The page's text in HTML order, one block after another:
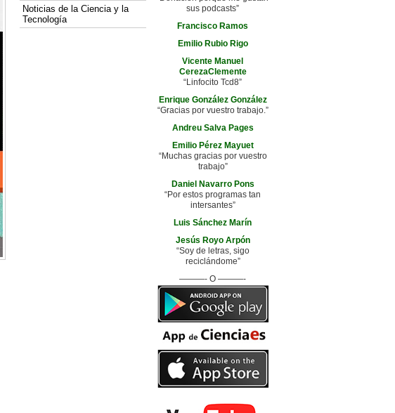
Noticias de la Ciencia y la
Tecnología
sus podcasts”
Francisco Ramos
Emilio Rubio Rigo
Vicente Manuel
CerezaClemente
“Linfocito Tcd8”
Enrique González González
“Gracias por vuestro trabajo.”
Andreu Salva Pages
Emilio Pérez Mayuet
“Muchas gracias por vuestro
trabajo”
Daniel Navarro Pons
“Por estos programas tan
intersantes”
Luis Sánchez Marín
Jesús Royo Arpón
“Soy de letras, sigo
reciclándome”
———- O ———-